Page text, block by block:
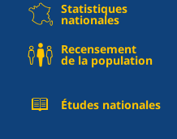
Statistiques
nationales
Recensement
de la population
Études nationales